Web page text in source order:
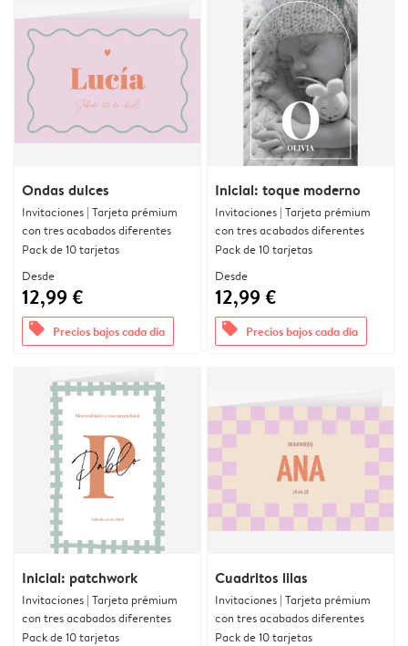
Ondas dulces
Invitaciones | Tarjeta prémium
con tres acabados diferentes
Pack de 10 tarjetas
Desde
12,99 €
offers Precios bajos cada día
Inicial: toque moderno
Invitaciones | Tarjeta prémium
con tres acabados diferentes
Pack de 10 tarjetas
Desde
12,99 €
offers Precios bajos cada día
Inicial: patchwork
Invitaciones | Tarjeta prémium
con tres acabados diferentes
Pack de 10 tarjetas
Cuadritos lilas
Invitaciones | Tarjeta prémium
con tres acabados diferentes
Pack de 10 tarjetas